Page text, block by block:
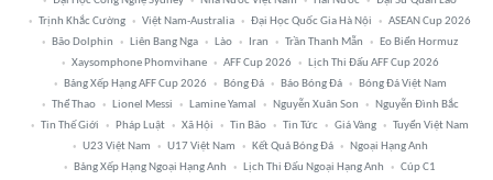
Trịnh Khắc Cường
Việt Nam-Australia Đại Học Quốc Gia Hà Nội
ASEAN Cup 2026
Bão Dolphin
Liên Bang Nga Lào Iran Trần Thanh Mẫn
Eo Biển Hormuz
Xaysomphone Phomvihane
AFF Cup 2026
Lịch Thi Đấu AFF Cup 2026
Bảng Xếp Hạng AFF Cup 2026
Bóng Đá Báo Bóng Đá
Bóng Đá Việt Nam
Thể Thao
Lionel Messi Lamine Yamal Nguyễn Xuân Son
Nguyễn Đình Bắc
Tin Thế Giới
Pháp Luật Xã Hội Tin Bão Tin Tức Giá Vàng
Tuyển Việt Nam
U23 Việt Nam
U17 Việt Nam Kết Quả Bóng Đá
Ngoại Hạng Anh
Bảng Xếp Hạng Ngoại Hạng Anh
Lịch Thi Đấu Ngoại Hạng Anh Cúp C1